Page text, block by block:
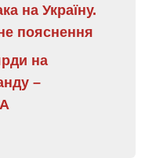
на Україну.
пояснення
на
–